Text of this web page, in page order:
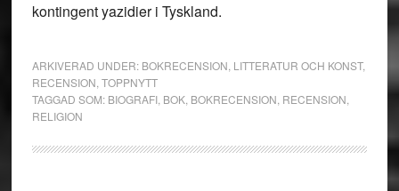
kontingent yazidier i Tyskland.
ARKIVERAD UNDER: BOKRECENSION LITTERATUR OCH KONST,
RECENSION TOPPNYTT
TAGGAD SOM: BIOGRAFI, BOK, BOKRECENSION RECENSION
RELIGION